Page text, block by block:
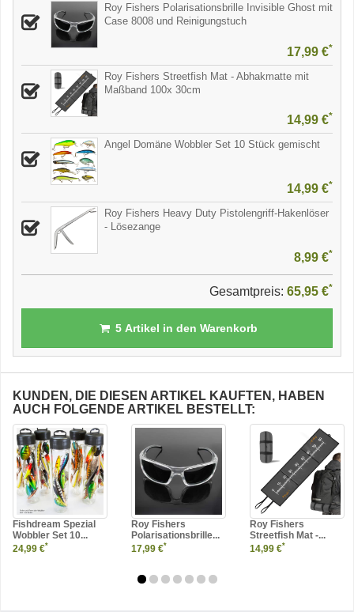
Roy Fishers Polarisationsbrille Invisible Ghost mit
Case 8008 und Reinigungstuch
17,99 €*
Roy Fishers Streetfish Mat - Abhakmatte mit
Maßband 100x 30cm
14,99 €*
Angel Domäne Wobbler Set 10 Stück gemischt
14,99 €*
Roy Fishers Heavy Duty Pistolengriff-Hakenlöser
- Lösezange
8,99 €*
Gesamtpreis: 65,95 €*
5Artikel in den Warenkorb
KUNDEN, DIE DIESEN ARTIKEL KAUFTEN, HABEN
AUCH FOLGENDE ARTIKEL BESTELLT:
Fishdream Spezial
Wobbler Set 10...
24,99 €*
Roy Fishers
Polarisationsbrille...
17,99 €*
Roy Fishers
Streetfish Mat -...
14,99 €*